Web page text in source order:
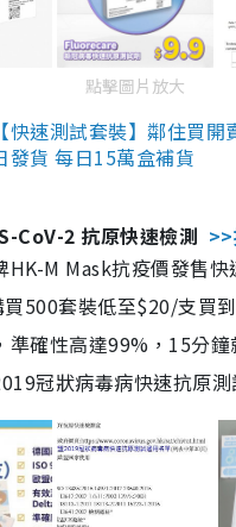
點擊圖片放大
快速測試套裝】鄰住買開
發貨 每日15萬盒補貨
CoV-2 抗原快速檢測
HK-M Mask抗疫價發售
500套裝低至$20/支買
準確性高達99%，15分
冠狀病毒病快速抗原測